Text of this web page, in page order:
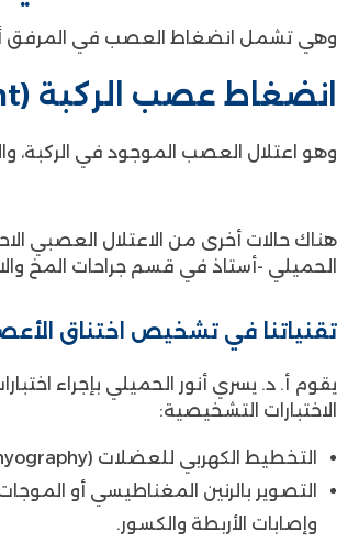
وهي تشمل انضغاط العصب في المرفق
انضغاط عصب الركبة (Peroneal Nerve Entrapment)
وهو اعتلال العصب الموجود في الركبة،
هناك حالات أخرى من الاعتلال العصبي
الحميلي -أستاذ في قسم جراحات المخ
تقنياتنا في تشخيص اختناق
يقوم أ. د. يسري أنور الحميلي بإجراء
الاختبارات التشخيصية:
التخطيط الكهربي للعضلات (Electromyography) لقياس انتقال الإشارات العصبية إلى العضلات.
التصوير بالرنين المغناطيسي أو
وإصابات الأربطة والكسور.